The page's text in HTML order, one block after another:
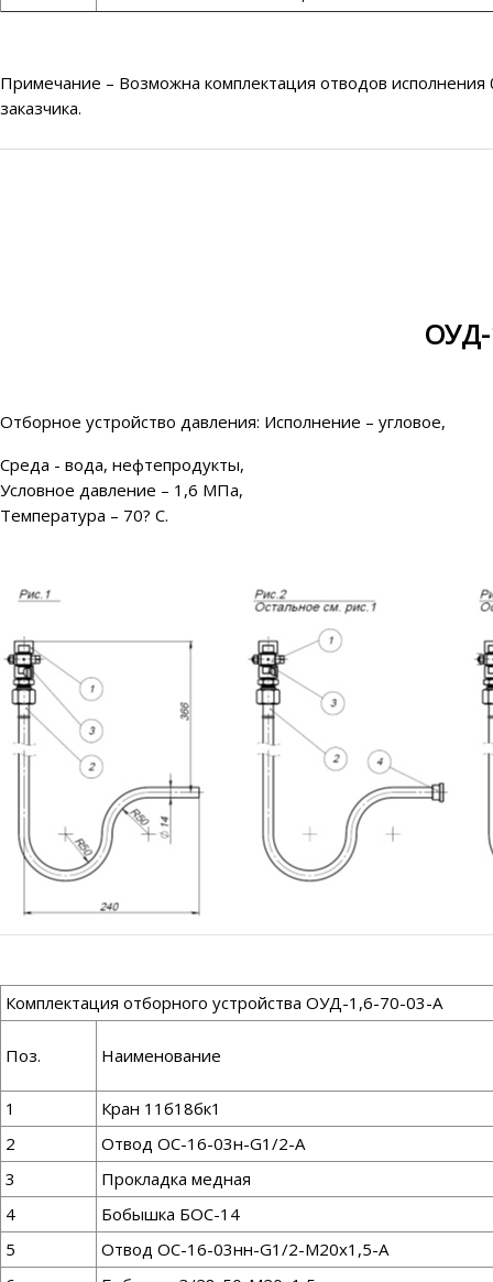
Примечание – Возможна комплектация отводов
заказчика.
ОУД-
Отборное устройство давления: Исполнение – угловое,
Среда - вода, нефтепродукты,
Условное давление – 1,6 МПа,
Температура – 70? С.
Комплектация отборного устройства ОУД-1,6-70-03-А
Поз. Наименование
1
Кран 11б18бк1
2
Отвод ОС-16-03н-G1/2-А
3
Прокладка медная
4
Бобышка БОС-14
5
Отвод ОС-16-03нн-G1/2-М20х1,5-А